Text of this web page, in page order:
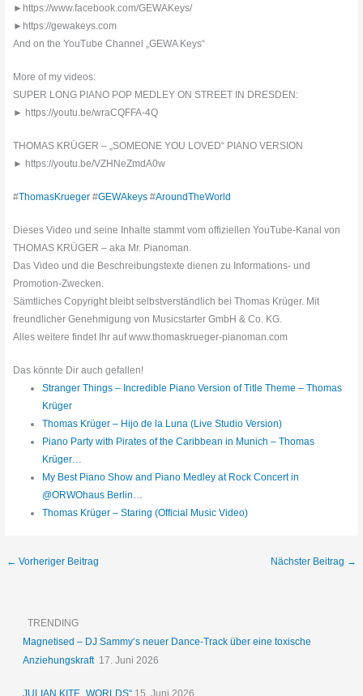
►https://www.facebook.com/GEWAKeys/
►https://gewakeys.com
And on the YouTube Channel „GEWA Keys“
More of my videos:
SUPER LONG PIANO POP MEDLEY ON STREET IN DRESDEN:
► https://youtu.be/wraCQFFA-4Q
THOMAS KRÜGER – „SOMEONE YOU LOVED“ PIANO VERSION
► https://youtu.be/VZHNeZmdA0w
#ThomasKrueger #GEWAkeys #AroundTheWorld
Dieses Video und seine Inhalte stammt vom offiziellen YouTube-Kanal von
THOMAS KRÜGER – aka Mr. Pianoman.
Das Video und die Beschreibungstexte dienen zu Informations- und
Promotion-Zwecken.
Sämtliches Copyright bleibt selbstverständlich bei Thomas Krüger. Mit
freundlicher Genehmigung von Musicstarter GmbH & Co. KG.
Alles weitere findet Ihr auf www.thomaskrueger-pianoman.com
Das könnte Dir auch gefallen!
Stranger Things – Incredible Piano Version of Title Theme – Thomas
Krüger
Thomas Krüger – Hijo de la Luna (Live Studio Version)
Piano Party with Pirates of the Caribbean in Munich – Thomas
Krüger…
My Best Piano Show and Piano Medley at Rock Concert in
@ORWOhaus Berlin…
Thomas Krüger – Staring (Official Music Video)
← Vorheriger Beitrag Nächster Beitrag →
TRENDING
Magnetised – DJ Sammy‘s neuer Dance-Track über eine toxische
Anziehungskraft 17. Juni 2026
JULIAN KITE „WORLDS“ 15. Juni 2026